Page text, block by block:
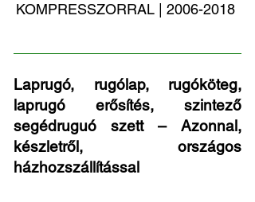
KOMPRESSZORRAL | 2006-2018
Laprugó, rugólap, rugóköteg,
laprugó erősítés, szintező
segédruguó szett – Azonnal,
készletről, országos
házhozszállítással